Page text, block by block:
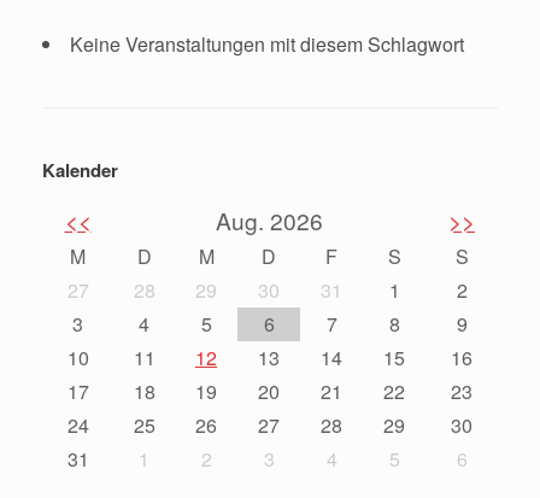
Keine Veranstaltungen mit diesem Schlagwort
Kalender
<< Aug. 2026 >>
M D M D F S
S
27
28 29 30 31 1
2
3
4 5 6 7 8
9
10
11 12 13 14 15
16
17
18 19 20 21 22
23
24
25 26 27 28 29
30
31
1 2 3 4 5 6